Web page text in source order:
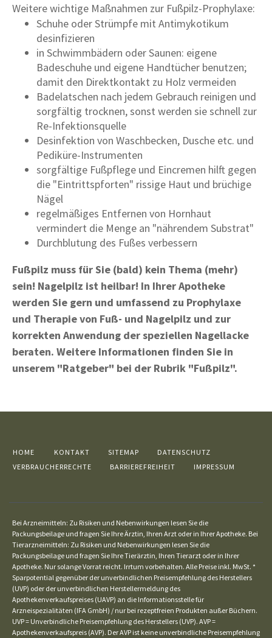
Weitere wichtige Maßnahmen zur Fußpilz-Prophylaxe:
Schuhe oder Strümpfe mit Antimykotikum
desinfizieren
in Schwimmbädern oder Saunen: eigene
Badeschuhe und eigene Handtücher benutzen;
damit den Direktkontakt zu Holz vermeiden
Badelatschen nach jedem Gebrauch reinigen und
sorgfältig trocknen, sonst werden sie schnell zur
Re-Infektionsquelle
Desinfektion von Waschbecken, Dusche etc. und
Pediküre-Instrumenten
sorgfältige Fußpflege und Eincremen hilft gegen
die "Eintrittspforten" rissige Haut und brüchige
Nägel
regelmäßiges Entfernen von Hornhaut
vermindert die Menge an "nährendem Substrat"
Durchblutung des Fußes verbessern
Fußpilz muss für Sie (bald) kein Thema (mehr)
sein! Nagelpilz ist heilbar! In Ihrer Apotheke
werden Sie gern und umfassend zu Prophylaxe
und Therapie von Fuß- und Nagelpilz und zur
korrekten Anwendung der speziellen Nagellacke
beraten. Weitere Informationen finden Sie in
unserem "Ratgeber" bei der Rubrik "Fußpilz".
HOME KONTAKT SITEMAP
DATENSCHUTZ
VERBRAUCHERRECHTE
BARRIEREFREIHEIT IMPRESSUM
Bei Arzneimitteln: Zu Risiken und Nebenwirkungen lesen Sie die
Packungsbeilage und fragen Sie Ihre Ärztin, Ihren Arzt oder in Ihrer Apotheke. Bei
Tierarzneimitteln: Zu Risiken und Nebenwirkungen lesen Sie die
Packungsbeilage und fragen Sie Ihre Tierärztin, Ihren Tierarzt oder in Ihrer
Apotheke. Nur solange Vorrat reicht. Irrtum vorbehalten. Alle Preise inkl. MwSt. *
Sparpotential gegenüber der unverbindlichen Preisempfehlung des Herstellers
(UVP) oder der unverbindlichen Herstellermeldung des
Apothekenverkaufspreises (UAVP) an die Informationsstelle für
Arzneispezialitäten (IFA GmbH) / nur bei rezeptfreien Produkten außer Büchern.
UVP = Unverbindliche Preisempfehlung des Herstellers (UVP). AVP =
Apothekenverkaufspreis (AVP). Der AVP ist keine unverbindliche Preisempfehlung